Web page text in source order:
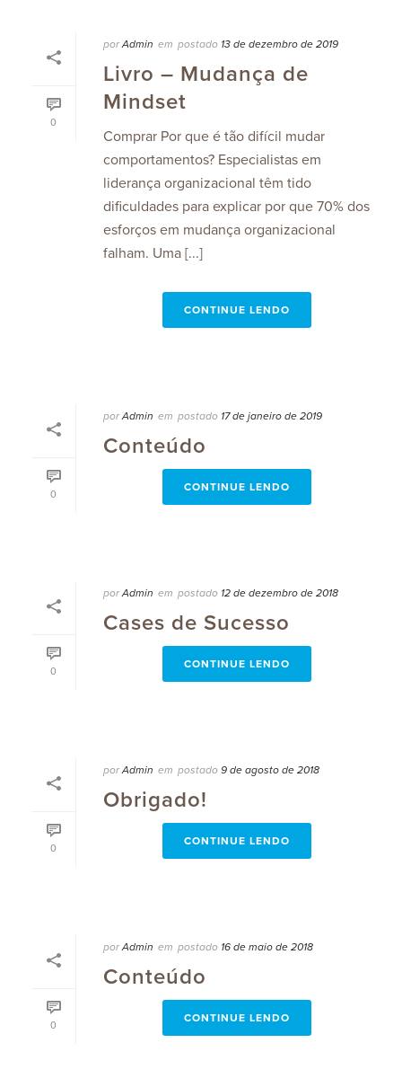
0
porAdmin em postado 13 de dezembro de 2019
Livro – Mudança de
Mindset
Comprar Por que é tão difícil mudar
comportamentos? Especialistas em
liderança organizacional têm tido
dificuldades para explicar por que 70% dos
esforços em mudança organizacional
falham. Uma [...]
CONTINUE LENDO
0
porAdmin em postado 17 de janeiro de 2019
Conteúdo
CONTINUE LENDO
0
porAdmin em postado 12 de dezembro de 2018
Cases de Sucesso
CONTINUE LENDO
0
porAdmin em postado 9 de agosto de 2018
Obrigado!
CONTINUE LENDO
0
porAdmin em postado 16 de maio de 2018
Conteúdo
CONTINUE LENDO